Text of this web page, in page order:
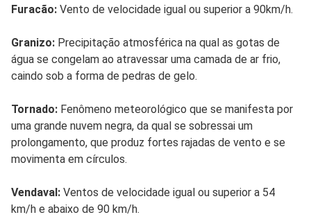
Furacão: Vento de velocidade igual ou superior a 90km/h.
Granizo: Precipitação atmosférica na qual as gotas de
água se congelam ao atravessar uma camada de ar frio,
caindo sob a forma de pedras de gelo.
Tornado: Fenômeno meteorológico que se manifesta por
uma grande nuvem negra, da qual se sobressai um
prolongamento, que produz fortes rajadas de vento e se
movimenta em círculos.
Vendaval: Ventos de velocidade igual ou superior a 54
km/h e abaixo de 90 km/h.